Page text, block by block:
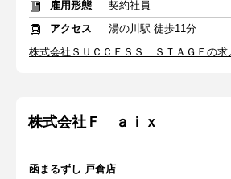
雇用形態
契約社員
アクセス
湯の川駅 徒歩11分
株式会社ＳＵＣＣＥＳＳ ＳＴＡＧＥの求
株式会社Ｆ ａｉｘ
函まるずし 戸倉店